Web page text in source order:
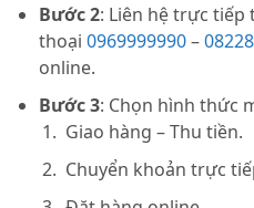
Bước 2: Liên hệ trực tiếp
thoại 0969999990–
online.
Bước 3: Chọn hình thức
Giao hàng – Thu tiền.
Chuyển khoản trực